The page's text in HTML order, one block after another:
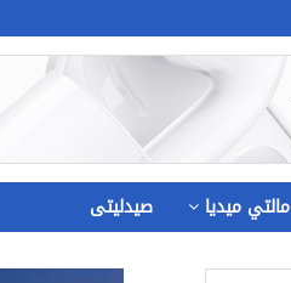
مالتي ميديا صيدليتى